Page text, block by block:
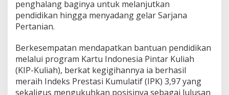
penghalang baginya untuk melanjutkan
pendidikan hingga menyadang gelar Sarjana
Pertanian.
Berkesempatan mendapatkan bantuan pendidikan
melalui program Kartu Indonesia Pintar Kuliah
(KIP-Kuliah), berkat kegigihannya ia berhasil
meraih Indeks Prestasi Kumulatif (IPK) 3,97 yang
sekaligus mengukuhkan posisinya sebagai lulusan